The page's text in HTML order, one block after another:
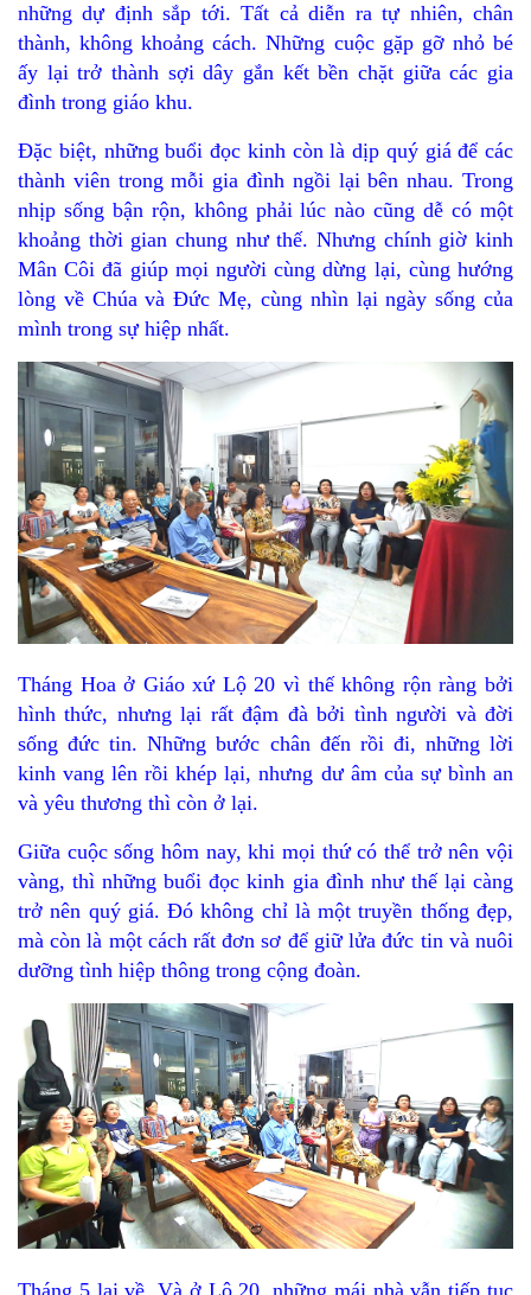
những dự định sắp tới. Tất cả diễn ra tự nhiên, chân
thành, không khoảng cách. Những cuộc gặp gỡ nhỏ bé
ấy lại trở thành sợi dây gắn kết bền chặt giữa các gia
đình trong giáo khu.
Đặc biệt, những buổi đọc kinh còn là dịp quý giá để các
thành viên trong mỗi gia đình ngồi lại bên nhau. Trong
nhịp sống bận rộn, không phải lúc nào cũng dễ có một
khoảng thời gian chung như thế. Nhưng chính giờ kinh
Mân Côi đã giúp mọi người cùng dừng lại, cùng hướng
lòng về Chúa và Đức Mẹ, cùng nhìn lại ngày sống của
mình trong sự hiệp nhất.
Tháng Hoa ở Giáo xứ Lộ 20 vì thế không rộn ràng bởi
hình thức, nhưng lại rất đậm đà bởi tình người và đời
sống đức tin. Những bước chân đến rồi đi, những lời
kinh vang lên rồi khép lại, nhưng dư âm của sự bình an
và yêu thương thì còn ở lại.
Giữa cuộc sống hôm nay, khi mọi thứ có thể trở nên vội
vàng, thì những buổi đọc kinh gia đình như thế lại càng
trở nên quý giá. Đó không chỉ là một truyền thống đẹp,
mà còn là một cách rất đơn sơ để giữ lửa đức tin và nuôi
dưỡng tình hiệp thông trong cộng đoàn.
Tháng 5 lại về. Và ở Lộ 20, những mái nhà vẫn tiếp tục